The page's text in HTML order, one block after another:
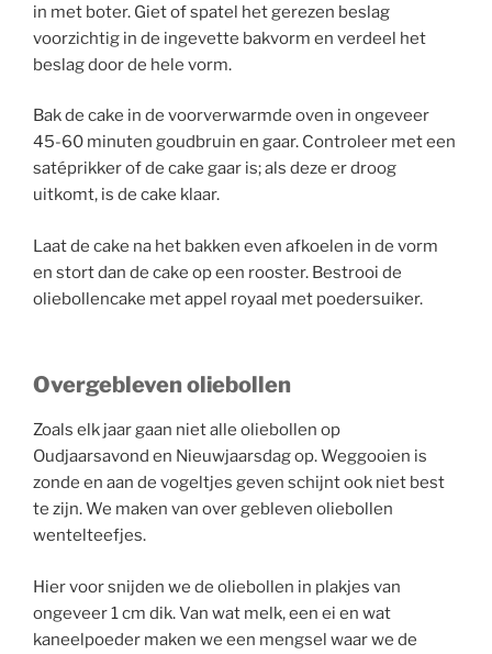
in met boter. Giet of spatel het gerezen beslag
voorzichtig in de ingevette bakvorm en verdeel het
beslag door de hele vorm.
Bak de cake in de voorverwarmde oven in ongeveer
45-60 minuten goudbruin en gaar. Controleer met een
satéprikker of de cake gaar is; als deze er droog
uitkomt, is de cake klaar.
Laat de cake na het bakken even afkoelen in de vorm
en stort dan de cake op een rooster. Bestrooi de
oliebollencake met appel royaal met poedersuiker.
Overgebleven oliebollen
Zoals elk jaar gaan niet alle oliebollen op
Oudjaarsavond en Nieuwjaarsdag op. Weggooien is
zonde en aan de vogeltjes geven schijnt ook niet best
te zijn. We maken van over gebleven oliebollen
wentelteefjes.
Hier voor snijden we de oliebollen in plakjes van
ongeveer 1 cm dik. Van wat melk, een ei en wat
kaneelpoeder maken we een mengsel waar we de